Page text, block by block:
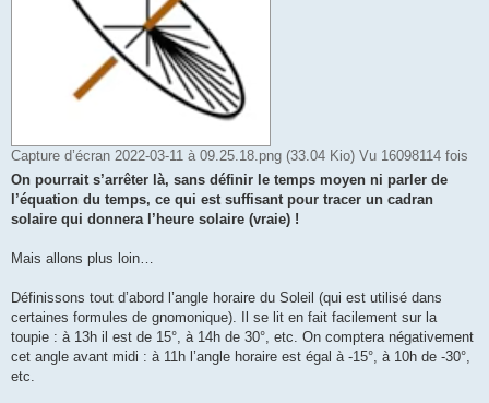
Capture d’écran 2022-03-11 à 09.25.18.png (33.04 Kio) Vu 16098114 fois
On pourrait s’arrêter là, sans définir le temps moyen ni parler de
l’équation du temps, ce qui est suffisant pour tracer un cadran
solaire qui donnera l’heure solaire (vraie) !
Mais allons plus loin…
Définissons tout d’abord l’angle horaire du Soleil (qui est utilisé dans
certaines formules de gnomonique). Il se lit en fait facilement sur la
toupie : à 13h il est de 15°, à 14h de 30°, etc. On comptera négativement
cet angle avant midi : à 11h l’angle horaire est égal à -15°, à 10h de -30°,
etc.